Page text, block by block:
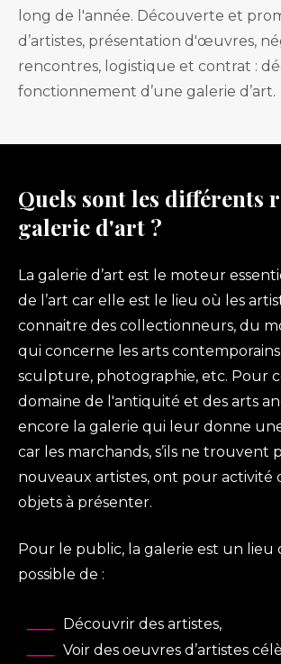
long de l'année. Découverte et
d’artistes, présentation d'œuvres,
rencontres, logistique et contrat :
fonctionnement d’une galerie d’art.
Quels sont les différents
galerie d'art ?
La galerie d’art est le moteur
de l’art car elle est le lieu où les
connaitre des collectionneurs, du
qui concerne les arts
sculpture, photographie, etc. Pour
domaine de l'antiquité et des arts
encore la galerie qui leur donne
car les marchands, s’ils ne trouvent
nouveaux artistes, ont pour activité
objets à présenter.
Pour le public, la galerie est un lieu
possible de :
Découvrir des artistes,
Voir des oeuvres d’artistes